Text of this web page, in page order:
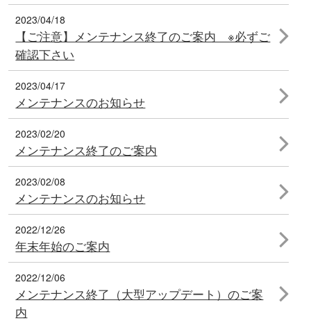
2023/04/18
【ご注意】メンテナンス終了のご案内 ※必ずご
確認下さい
2023/04/17
メンテナンスのお知らせ
2023/02/20
メンテナンス終了のご案内
2023/02/08
メンテナンスのお知らせ
2022/12/26
年末年始のご案内
2022/12/06
メンテナンス終了（大型アップデート）のご案
内